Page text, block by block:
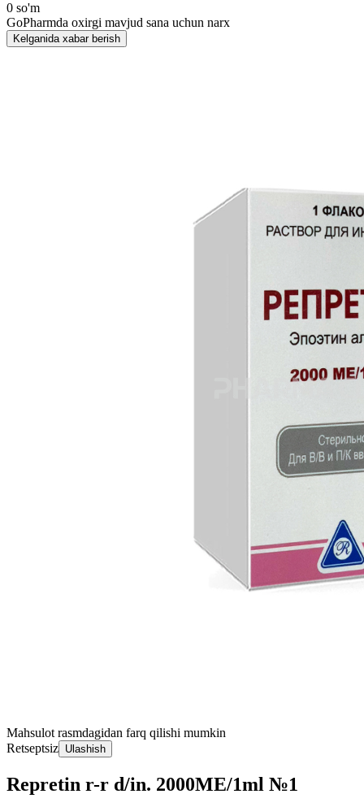
0 so'm
GoPharmda oxirgi mavjud sana uchun narx
Kelganida xabar berish
Mahsulot rasmdagidan farq qilishi mumkin
Retseptsiz Ulashish
Repretin r-r d/in. 2000MЕ/1ml №1